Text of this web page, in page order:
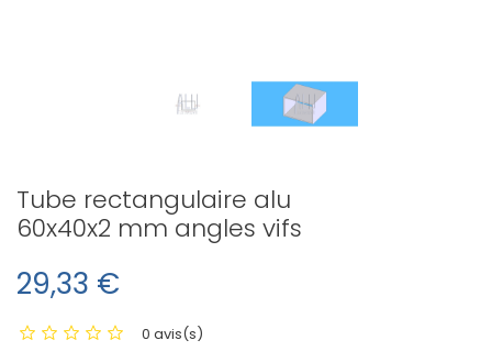
Tube rectangulaire alu
60x40x2 mm angles vifs
29,33 €
0 avis(s)